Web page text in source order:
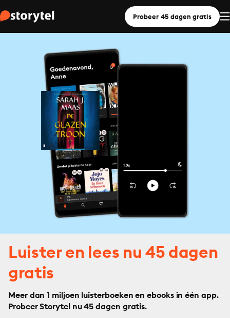
Probeer 45 dagen gratis
Luister en lees nu 45 dagen
gratis
Meer dan 1 miljoen luisterboeken en ebooks in één app.
Probeer Storytel nu 45 dagen gratis.